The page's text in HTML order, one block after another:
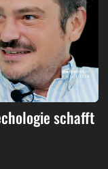
schafft